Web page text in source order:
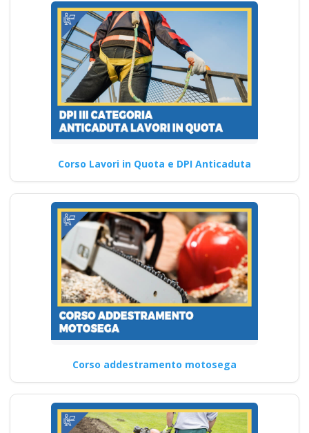
Corso Lavori in Quota e DPI Anticaduta
Corso addestramento motosega